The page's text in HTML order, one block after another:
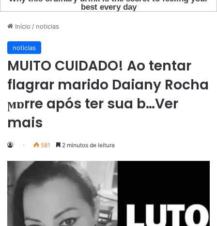
Início / noticias
noticias
MUITO CUIDADO! Ao tentar
flagrar marido Daiany Rocha
ϻɒrre após ter sua b…Ver
mais
581 2 minutos de leitura